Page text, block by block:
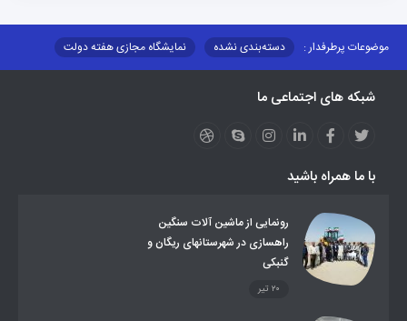
موضوعات پرطرفدار : دسته‌بندی نشده
نمایشگاه مجازی هفته دولت
مزایدات و مناقصات
محتوای کانون توسعه
عملکردها
عشایر استان
طرح و برنامه
روند ساماندهی عشایر داوطلب اسکان
تشکیلات اداری
شبکه های اجتماعی ما
با ما همراه باشید
رونمایی از ماشین آلات سنگین
راهسازی در شهرستانهای ریگان و
گنبکی
۲۰ تیر